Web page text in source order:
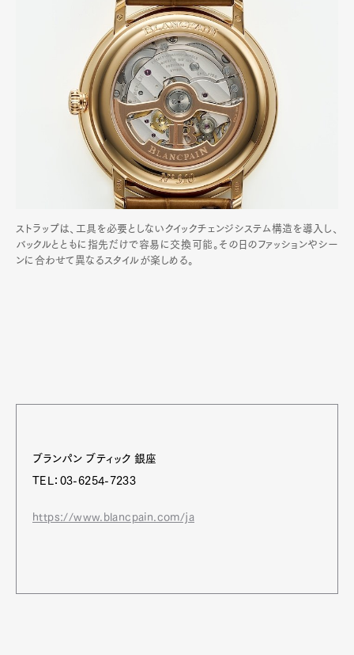
ストラップは、工具を必要としないクイックチェンジシステム構造を導入し、
バックルとともに指先だけで容易に交換可能。その日のファッションやシー
ンに合わせて異なるスタイルが楽しめる。
ブランパン ブティック 銀座
TEL：03-6254-7233
https://www.blancpain.com/ja